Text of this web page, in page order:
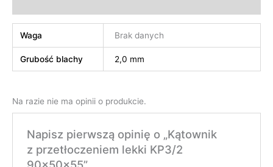
Waga Brak danych
Grubość blachy 2,0 mm
Na razie nie ma opinii o produkcie.
Napisz pierwszą opinię o „Kątownik
z przetłoczeniem lekki KP3/2